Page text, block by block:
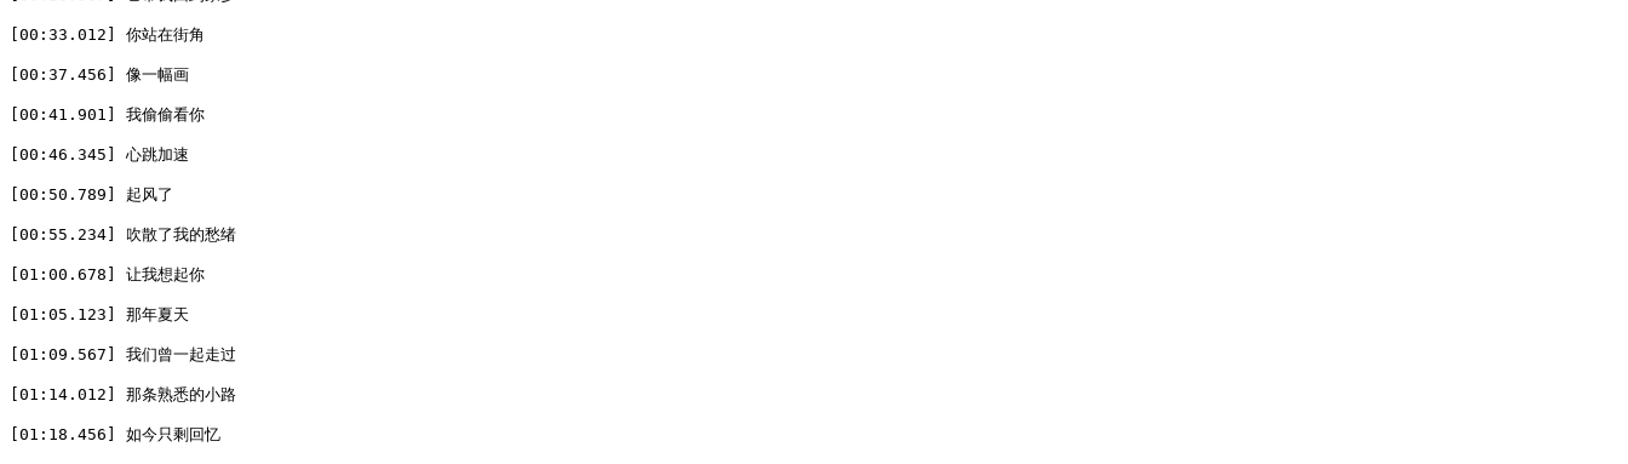
[00:33.012] 你站在街角
[00:37.456] 像一幅画
[00:41.901] 我偷偷看你
[00:46.345] 心跳加速
[00:50.789] 起风了
[00:55.234] 吹散了我的愁绪
[01:00.678] 让我想起你
[01:05.123] 那年夏天
[01:09.567] 我们曾一起走过
[01:14.012] 那条熟悉的小路
[01:18.456] 如今只剩回忆